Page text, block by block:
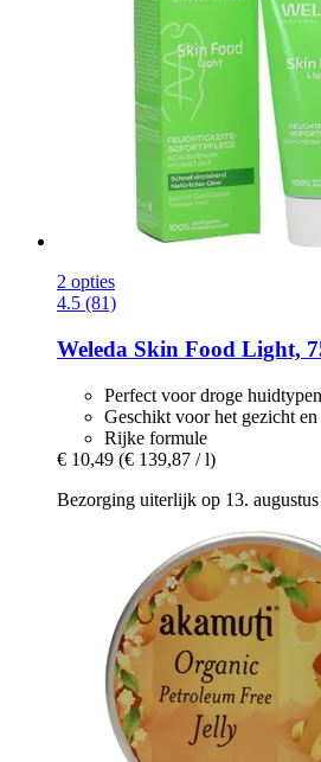
2 opties
4.5 (81)
Weleda Skin Food Light,
Perfect voor droge huidtypen
Geschikt voor het gezicht
Rijke formule
€ 10,49 (€ 139,87 / l)
Bezorging uiterlijk op 13. augustus